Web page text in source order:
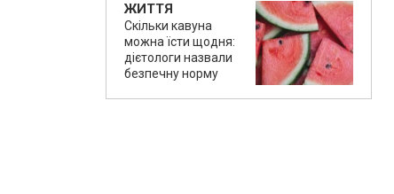
ЖИТТЯ
Скільки кавуна
можна їсти щодня:
дієтологи назвали
безпечну норму